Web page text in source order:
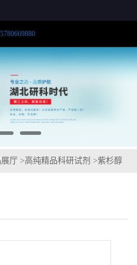
厅 >高纯精品科研试剂 >紫杉醇